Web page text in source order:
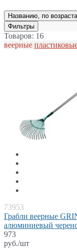
Названию, по
Фильтры
Товаров: 16
веерные
73953
Грабли веерные
алюминиевый
973
руб./шт